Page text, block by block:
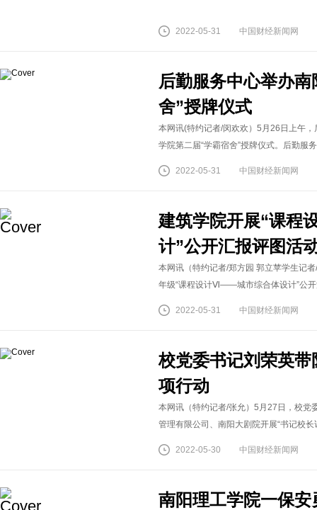
2022-05-31 中国财经新闻网
后勤服务中心举办
舍”授牌仪式
本网讯(特约记者/闵欢欢）5月26日上午
学院第二届“学霸宿舍”授牌仪式。后勤服
2022-05-31 中国财经新闻网
建筑学院开展“课
计”公开汇报评图活
本网讯（特约记者/郑方园 郭立苹学生记
年级“课程设计Ⅵ——城市综合体设计”公
2022-05-31 中国财经新闻网
校党委书记刘荣英
项行动
本网讯（特约记者/张允）5月27日，校党
管理有限公司、南阳大剧院开展“书记校
2022-05-30 中国财经新闻网
南阳理工学院一保安